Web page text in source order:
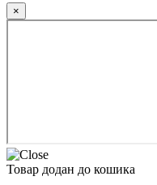
×
Товар додан до кошика